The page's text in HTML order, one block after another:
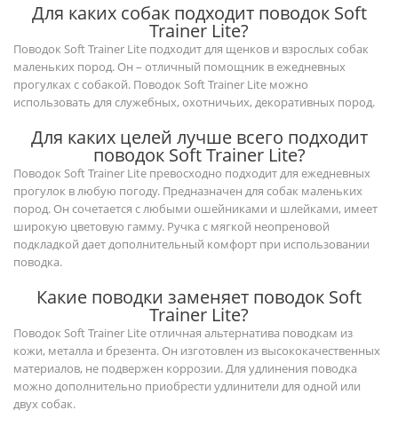
Для каких собак подходит поводок Soft
Trainer Lite?
Поводок Soft Trainer Lite подходит для щенков и взрослых собак
маленьких пород. Он – отличный помощник в ежедневных
прогулках с собакой. Поводок Soft Trainer Lite можно
использовать для служебных, охотничьих, декоративных пород.
Для каких целей лучше всего подходит
поводок Soft Trainer Lite?
Поводок Soft Trainer Lite превосходно подходит для ежедневных
прогулок в любую погоду. Предназначен для собак маленьких
пород. Он сочетается с любыми ошейниками и шлейками, имеет
широкую цветовую гамму. Ручка с мягкой неопреновой
подкладкой дает дополнительный комфорт при использовании
поводка.
Какие поводки заменяет поводок Soft
Trainer Lite?
Поводок Soft Trainer Lite отличная альтернатива поводкам из
кожи, металла и брезента. Он изготовлен из высококачественных
материалов, не подвержен коррозии. Для удлинения поводка
можно дополнительно приобрести удлинители для одной или
двух собак.